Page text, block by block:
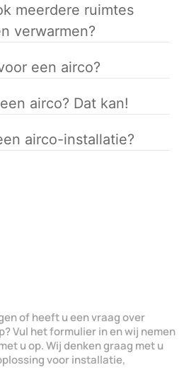
meerdere ruimtes
verwarmen?
een airco?
airco? Dat kan!
airco-installatie?
of heeft u een vraag over
Vul het formulier in en wij nemen
u op. Wij denken graag met u
voor installatie,